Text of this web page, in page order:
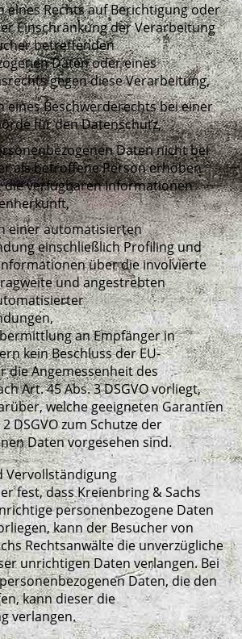
eines Rechts auf Berichtigung oder
Einschränkung der Verarbeitung
betreffenden
Daten oder eines
gegen diese Verarbeitung,
eines Beschwerderechts bei einer
für den Datenschutz,
Daten nicht bei
als betroffene Person erhoben
die verfügbaren Informationen
einer automatisierten
einschließlich Profiling und
über die involvierte
und angestrebten
an Empfänger in
kein Beschluss der EU-
die Angemessenheit des
Art. 45 Abs. 3 DSGVO vorliegt,
welche geeigneten Garantien
DSGVO zum Schutze der
Daten vorgesehen sind.
Vervollständigung
fest, dass Kreienbring & Sachs
personenbezogene Daten
kann der Besucher von
Rechtsanwälte die unverzügliche
unrichtigen Daten verlangen. Bei
Daten, die den
kann dieser die
verlangen.